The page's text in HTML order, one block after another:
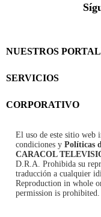
NUESTROS
SERVICIOS
CORPORATIVO
El uso de este sitio web
condiciones y Políticas
CARACOL
D.R.A. Prohibida su
traducción a cualquier
Reproduction in whole
permission is